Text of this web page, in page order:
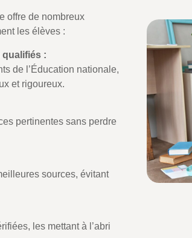
offre de nombreux
les élèves :
:
de l’Éducation nationale,
et rigoureux.
pertinentes sans perdre
sources, évitant
les mettant à l’abri